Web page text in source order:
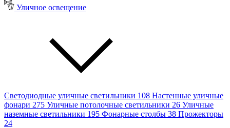
Уличное освещение
Светодиодные уличные светильники 108 Настенные уличные
фонари 275 Уличные потолочные светильники 26 Уличные
наземные светильники 195 Фонарные столбы 38 Прожекторы
24